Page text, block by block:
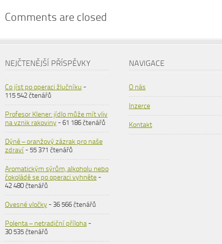
Comments are closed
NEJČTENĚJŠÍ PŘÍSPĚVKY
Co jíst po operaci žlučníku -
115 542 čtenářů
Profesor Klener: jídlo může mít vliv
na vznik rakoviny- 61 186 čtenářů
Dýně – oranžový zázrak pro naše
zdraví- 55 371 čtenářů
Aromatickým sýrům, alkoholu nebo
čokoládě se po operaci vyhněte-
42 480 čtenářů
Ovesné vločky- 36 566 čtenářů
Polenta – netradiční příloha-
30 535 čtenářů
NAVIGACE
O nás
Inzerce
Kontakt